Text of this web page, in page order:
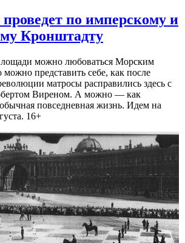
по имперскому и
Кронштадту
можно любоваться Морским
представить себе, как после
матросы расправились здесь с
Виреном. А можно — как
повседневная жизнь. Идем на
16+